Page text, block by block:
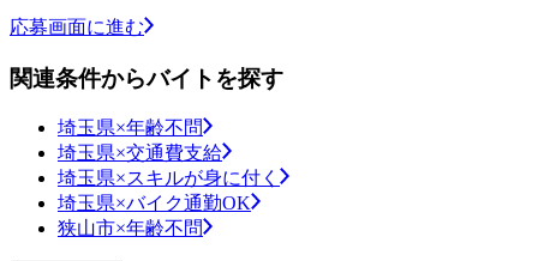
応募画面に進む
関連条件からバイトを探す
埼玉県×年齢不問
埼玉県×交通費支給
埼玉県×スキルが身に付く
埼玉県×バイク通勤OK
狭山市×年齢不問